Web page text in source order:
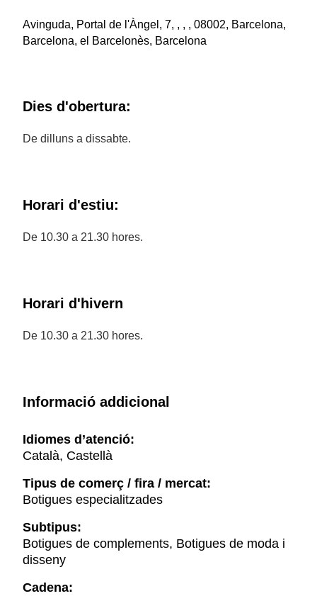
Avinguda, Portal de l'Àngel, 7, , , , 08002, Barcelona,
Barcelona, el Barcelonès, Barcelona
Dies d'obertura:
De dilluns a dissabte.
Horari d'estiu:
De 10.30 a 21.30 hores.
Horari d'hivern
De 10.30 a 21.30 hores.
Informació addicional
Idiomes d’atenció:
Català, Castellà
Tipus de comerç / fira / mercat:
Botigues especialitzades
Subtipus:
Botigues de complements, Botigues de moda i
disseny
Cadena: